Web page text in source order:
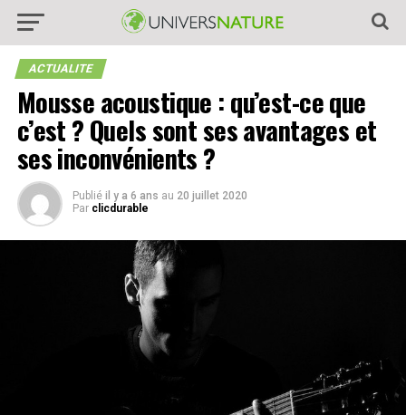
ACTUALITE
Mousse acoustique : qu’est-ce que
c’est ? Quels sont ses avantages et
ses inconvénients ?
Publié il y a 6 ans au 20 juillet 2020
Par clicdurable